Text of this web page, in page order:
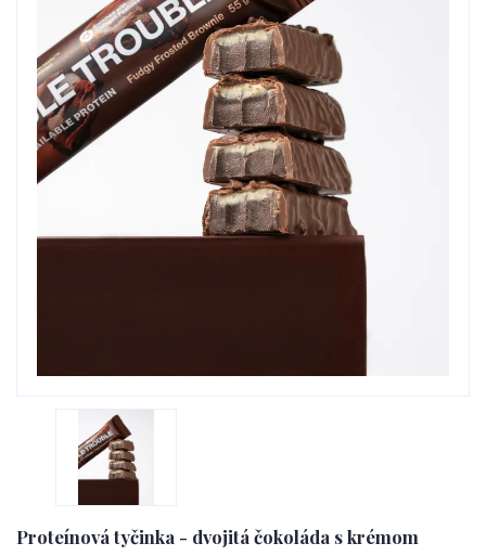
Proteínová tyčinka - dvojitá čokoláda s krémom